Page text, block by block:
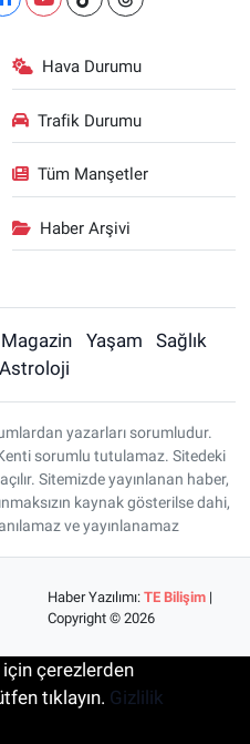
Hava Durumu
Trafik Durumu
Tüm Manşetler
Haber Arşivi
Magazin Yaşam
Sağlık
Astroloji
yazarları sorumludur.
sorumlu tutulamaz. Sitedeki
Sitemizde yayınlanan haber,
kaynak gösterilse dahi,
ve yayınlanamaz
Haber Yazılımı:TE Bilişim |
Copyright © 2026
çerezlerden
tıklayın. Gizlilik